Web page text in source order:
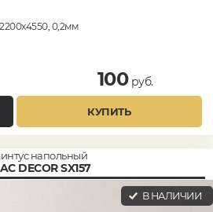
2200x4550, 0,2мм
100руб.
КУПИТЬ
напольный
DECOR SX157
В НАЛИЧИИ